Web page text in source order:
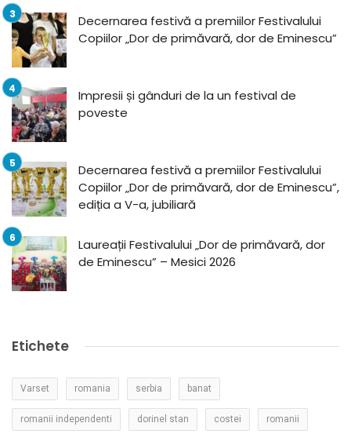
Decernarea festivă a premiilor Festivalului
Copiilor „Dor de primăvară, dor de Eminescu”
Impresii și gânduri de la un festival de
poveste
Decernarea festivă a premiilor Festivalului
Copiilor „Dor de primăvară, dor de Eminescu”,
ediția a V-a, jubiliară
Laureații Festivalului „Dor de primăvară, dor
de Eminescu” – Mesici 2026
Etichete
Varset romania serbia banat
romanii independenti dorinel stan costei romanii